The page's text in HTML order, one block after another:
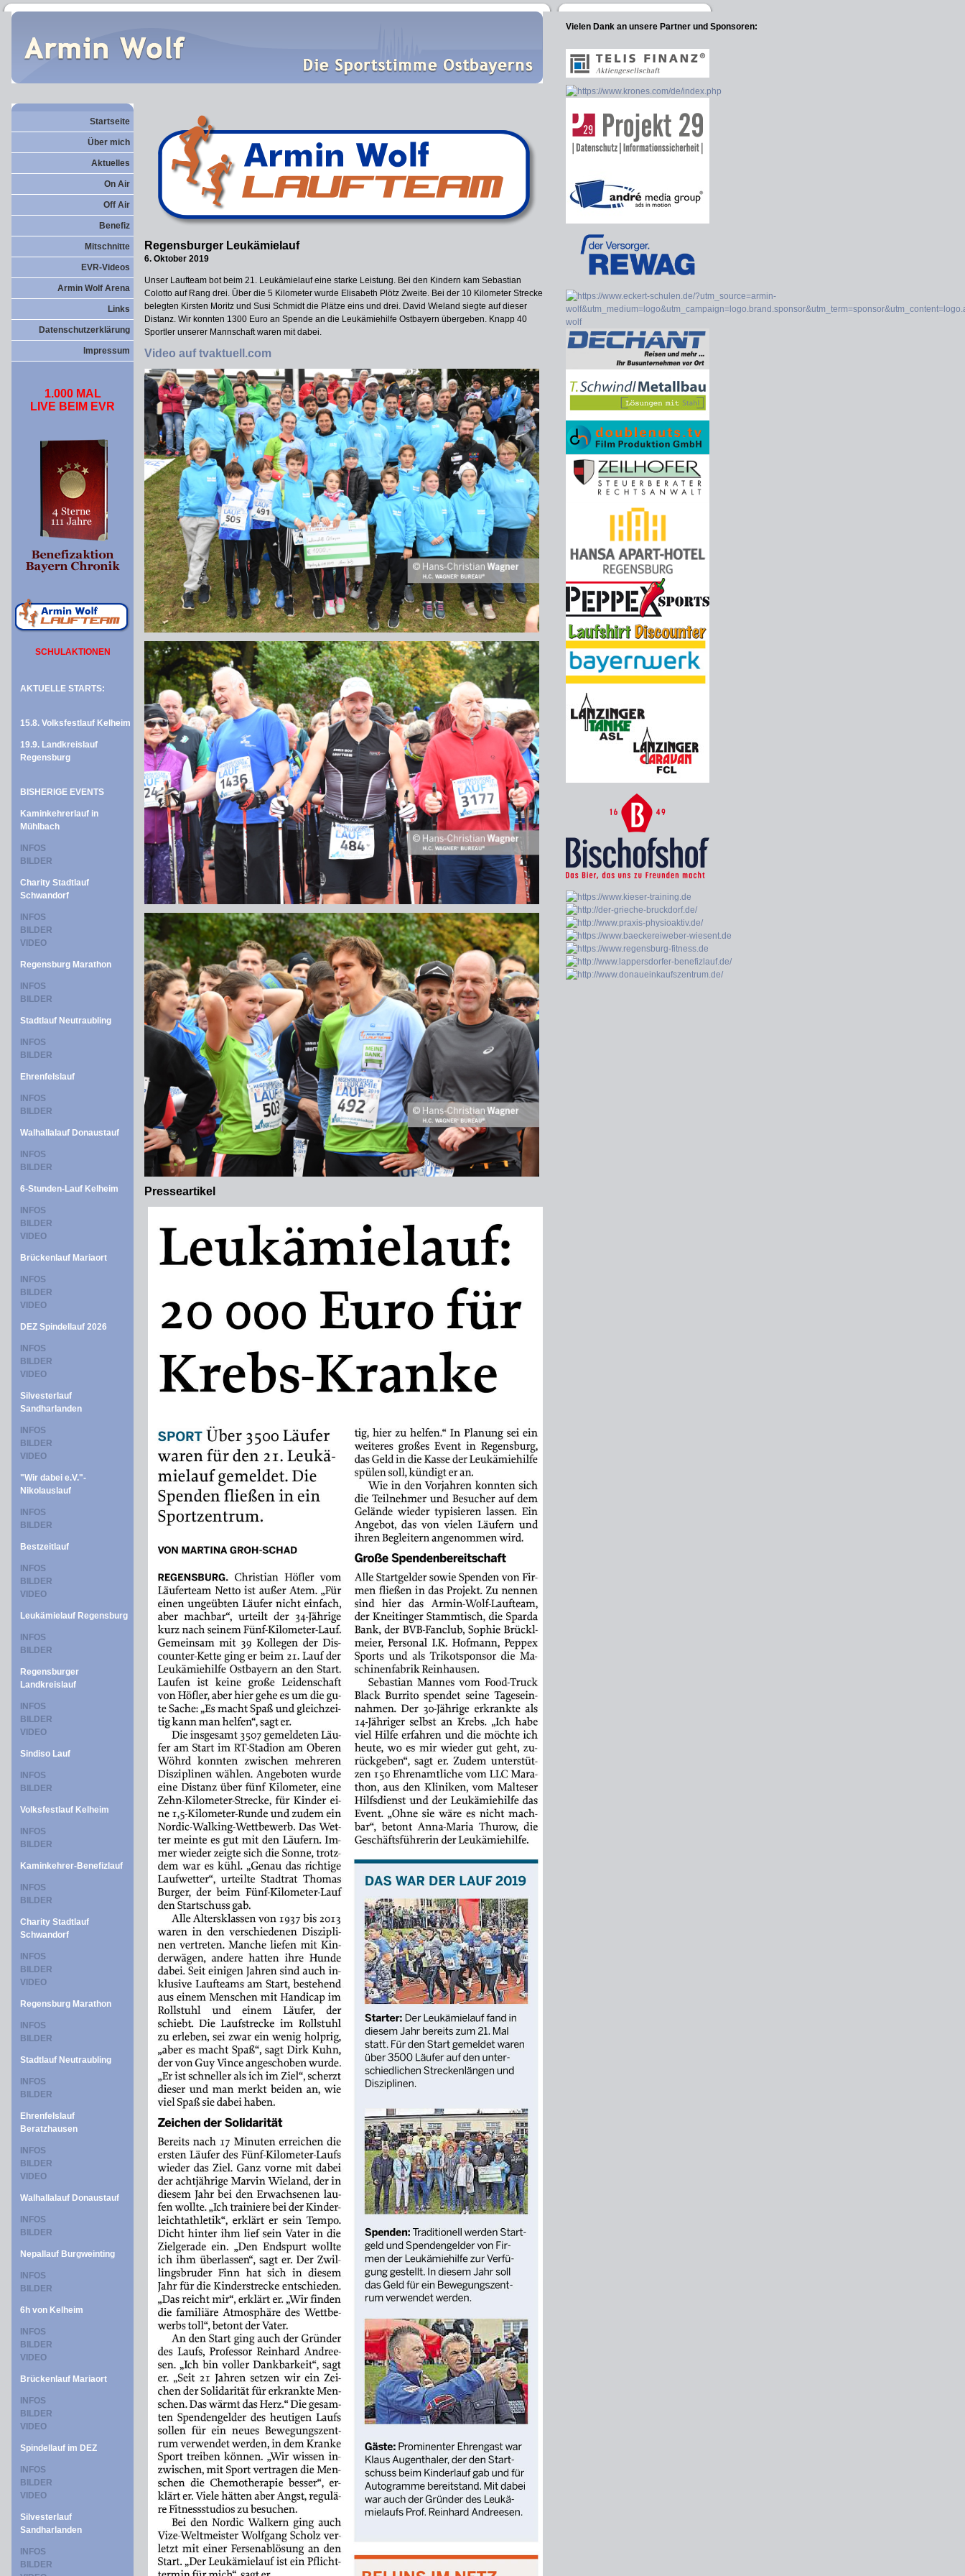
Startseite
Über mich
Aktuelles
On Air
Off Air
Benefiz
Mitschnitte
EVR-Videos
Armin Wolf Arena
Links
Datenschutzerklärung
Impressum
1.000 MAL
LIVE BEIM EVR
SCHULAKTIONEN
AKTUELLE STARTS:
15.8. Volksfestlauf Kelheim
19.9. Landkreislauf
Regensburg
BISHERIGE EVENTS
Kaminkehrerlauf in
Mühlbach
INFOS
BILDER
Charity Stadtlauf
Schwandorf
INFOS
BILDER
VIDEO
Regensburg Marathon
INFOS
BILDER
Stadtlauf Neutraubling
INFOS
BILDER
Ehrenfelslauf
INFOS
BILDER
Walhallalauf Donaustauf
INFOS
BILDER
6-Stunden-Lauf Kelheim
INFOS
BILDER
VIDEO
Brückenlauf Mariaort
INFOS
BILDER
VIDEO
DEZ Spindellauf 2026
INFOS
BILDER
VIDEO
Silvesterlauf
Sandharlanden
INFOS
BILDER
VIDEO
"Wir dabei e.V."-
Nikolauslauf
INFOS
BILDER
Bestzeitlauf
INFOS
BILDER
VIDEO
Leukämielauf Regensburg
INFOS
BILDER
Regensburger
Landkreislauf
INFOS
BILDER
VIDEO
Sindiso Lauf
INFOS
BILDER
Volksfestlauf Kelheim
INFOS
BILDER
Kaminkehrer-Benefizlauf
INFOS
BILDER
Charity Stadtlauf
Schwandorf
INFOS
BILDER
VIDEO
Regensburg Marathon
INFOS
BILDER
Stadtlauf Neutraubling
INFOS
BILDER
Ehrenfelslauf
Beratzhausen
INFOS
BILDER
VIDEO
Walhallalauf Donaustauf
INFOS
BILDER
Nepallauf Burgweinting
INFOS
BILDER
6h von Kelheim
INFOS
BILDER
VIDEO
Brückenlauf Mariaort
INFOS
BILDER
VIDEO
Spindellauf im DEZ
INFOS
BILDER
VIDEO
Silvesterlauf
Sandharlanden
INFOS
BILDER
Regensburger Leukämielauf
6. Oktober 2019
Unser Laufteam bot beim 21. Leukämielauf eine starke Leistung. Bei den Kindern kam Sebastian
Colotto auf Rang drei. Über die 5 Kilometer wurde Elisabeth Plötz Zweite. Bei der 10 Kilometer Strecke
belegten Kirsten Moritz und Susi Schmidt die Plätze eins und drei. David Wieland siegte auf dieser
Distanz. Wir konnten 1300 Euro an Spende an die Leukämiehilfe Ostbayern übergeben. Knapp 40
Sportler unserer Mannschaft waren mit dabei.
Video auf tvaktuell.com
Presseartikel
Vielen Dank an unsere Partner und Sponsoren: